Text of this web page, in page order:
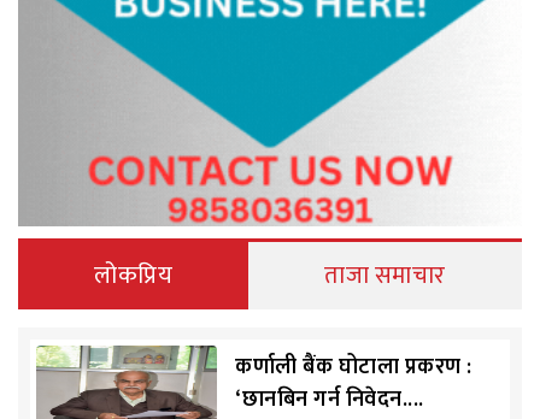
लोकप्रिय ताजा समाचार
कर्णाली बैंक घोटाला प्रकरण :
‘छानबिन गर्न निवेदन....